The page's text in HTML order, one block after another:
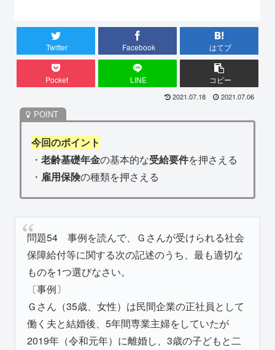
Twitter Facebook はてブ
Pocket LINE コピー
2021.07.18 2021.07.06
今回のポイント
・ 老齢基礎年金の基本的な受給要件を押さえる
・ 雇用保険の種類を押さえる
問題54 事例を読んで、Ｇさんが受けられる社会
保障給付等に関する次の記述のうち、最も適切な
ものを1つ選びなさい。
〔事例〕
Ｇさん（35歳、女性）は民間企業の正社員として
働く夫と結婚後、5年間専業主婦をしていたが
2019年（令和元年）に離婚し、3歳の子どもと二